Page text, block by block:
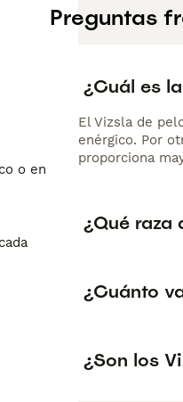
o en el
Preguntas
¿Cuál es
El Vizsla de
enérgico. Por
proporciona
¿Qué raza
¿Cuánto
¿Son los